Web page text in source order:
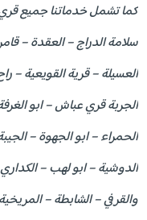
كما تشمل خدماتنا جميع
سلامة الدراج – العقدة –
العسيلة – قرية القويعية –
الجربة قري عباش – ابو
الحمراء – ابو الجهوة –
الدوشية – ابو لهب –
والقرفي – الشابطة –